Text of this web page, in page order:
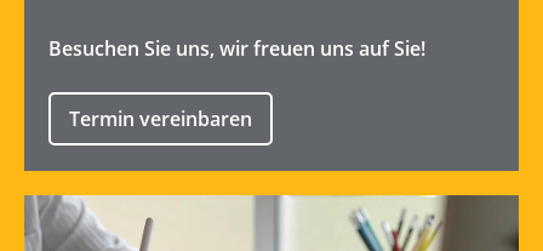
Besuchen Sie uns, wir freuen uns auf Sie!
Termin vereinbaren